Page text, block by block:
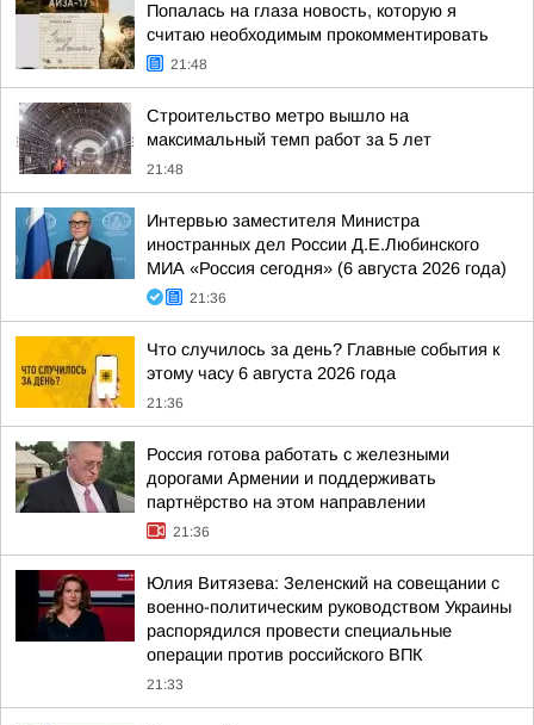
Попалась на глаза новость, которую я
считаю необходимым прокомментировать
21:48
Строительство метро вышло на
максимальный темп работ за 5 лет
21:48
Интервью заместителя Министра
иностранных дел России Д.Е.Любинского
МИА «Россия сегодня» (6 августа 2026 года)
21:36
Что случилось за день? Главные события к
этому часу 6 августа 2026 года
21:36
Россия готова работать с железными
дорогами Армении и поддерживать
партнёрство на этом направлении
21:36
Юлия Витязева: Зеленский на совещании с
военно-политическим руководством Украины
распорядился провести специальные
операции против российского ВПК
21:33